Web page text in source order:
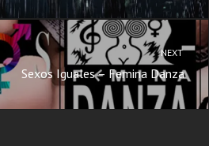
NEXT
Sexos Iguales – Femina Danza